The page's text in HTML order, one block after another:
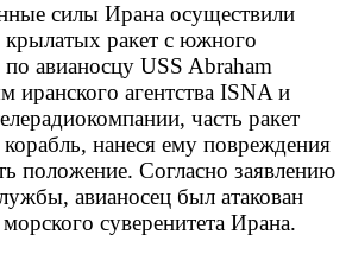
силы Ирана осуществили
крылатых ракет с южного
авианосцу USS Abraham
агентства ISNA и
часть ракет
нанеся ему повреждения
положение. Согласно заявлению
авианосец был атакован
суверенитета Ирана.